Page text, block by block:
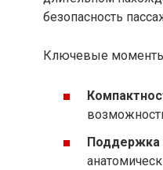
безопасность
Ключевые
Поддержка